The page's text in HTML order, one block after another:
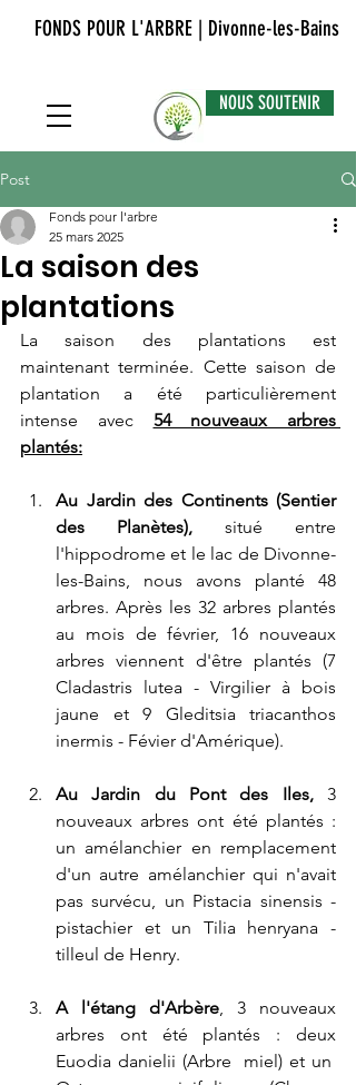
FONDS POUR L'ARBRE | Divonne-les-Bains
NOUS SOUTENIR
Post
La saison des
plantations
Fonds pour l'arbre
25 mars 2025
La saison des plantations est
maintenant terminée. Cette saison de
plantation a été particulièrement
intense avec 54 nouveaux arbres
plantés:
Au Jardin des Continents (Sentier
des Planètes), situé entre
l'hippodrome et le lac de Divonne-
les-Bains, nous avons planté 48
arbres. Après les 32 arbres plantés
au mois de février, 16 nouveaux
arbres viennent d'être plantés (7
Cladastris lutea - Virgilier à bois
jaune et 9 Gleditsia triacanthos
inermis - Févier d'Amérique).
Au Jardin du Pont des Iles, 3
nouveaux arbres ont été plantés :
un amélanchier en remplacement
d'un autre amélanchier qui n'avait
pas survécu, un Pistacia sinensis -
pistachier et un Tilia henryana -
tilleul de Henry.
A l'étang d'Arbère, 3 nouveaux
arbres ont été plantés : deux
Euodia danielii (Arbre  miel) et un